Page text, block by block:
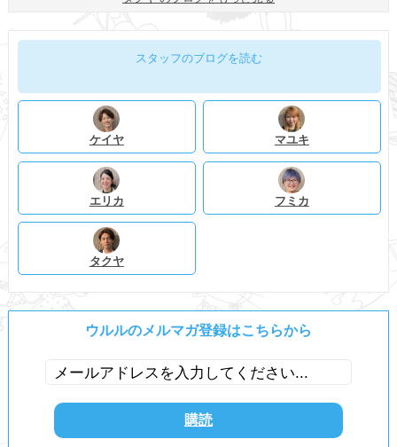
スタッフのブログを読む
ケイヤ マユキ
エリカ フミカ
タクヤ
ウルルのメルマガ登録はこちらから